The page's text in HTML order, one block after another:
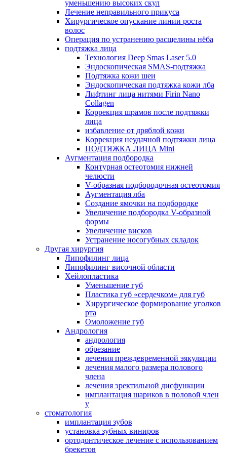
уменьшению высоких скул
Лечение неправильного прикуса
Хирургическое опускание линии роста
волос
Операция по устранению расщелины нёба
подтяжка лица
Технология Deep Smas Laser 5.0
Эндоскопическая SMAS-подтяжка
Подтяжка кожи шеи
Эндоскопическая подтяжка кожи лба
Лифтинг лица нитями Firin Nano
Collagen
Коррекция шрамов после подтяжки
лица
избавление от дряблой кожи
Коррекция неудачной подтяжки лица
ПОДТЯЖКА ЛИЦА Mini
Аугментация подбородка
Контурная остеотомия нижней
челюсти
V-образная подбородочная остеотомия
Аугментация лба
Создание ямочки на подбородке
Увеличение подбородка V-образной
формы
Увеличение висков
Устранение носогубных складок
Другая хирургия
Липофилинг лица
Липофилинг височной области
Хейлопластика
Уменьшение губ
Пластика губ «сердечком» для губ
Хирургическое формирование уголков
рта
Омоложение губ
Андрология
андрология
обрезание
лечения преждевременной эякуляции
лечения малого размера полового
члена
лечения эректильной дисфункции
имплантация шариков в половой член
у
стоматология
имплантация зубов
установка зубных виниров
ортодонтическое лечение с использованием
брекетов